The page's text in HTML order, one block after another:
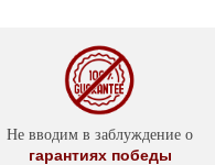
Не вводим в заблуждение о
гарантиях победы